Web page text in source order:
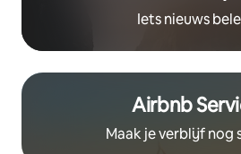
Iets nieuws
Airbnb
Maak je verblijf nog